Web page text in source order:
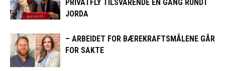
PRIVATFLY TILSVARENDE ÉN GANG RUNDT
JORDA
– ARBEIDET FOR BÆREKRAFTSMÅLENE GÅR
FOR SAKTE